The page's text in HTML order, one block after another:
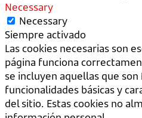
Necessary
Necessary
Siempre activado
Las cookies necesarias son
página funciona
se incluyen aquellas que
funcionalidades básicas y
del sitio. Estas cookies no